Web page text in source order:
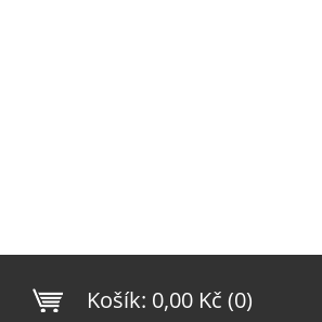
Košík: 0,00 Kč (0)